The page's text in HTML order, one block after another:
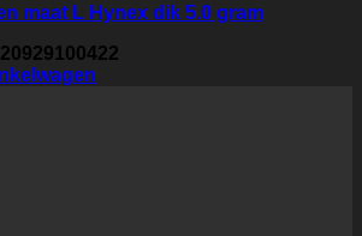
maat L Hynex dik 5.0 gram